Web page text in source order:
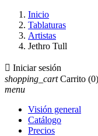
Inicio
Tablaturas
Artistas
Jethro Tull
 Iniciar sesión
shopping_cart Carrito (0)
menu
Visión general
Catálogo
Precios